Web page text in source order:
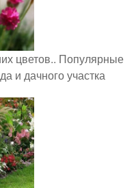
цветов.. Популярные
и дачного участка